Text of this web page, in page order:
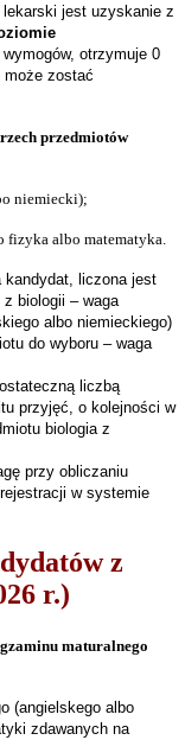
jest uzyskanie z
otrzymuje 0
może zostać
przedmiotów
niemiecki);
fizyka albo matematyka.
kandydat, liczona jest
z biologii – waga
albo niemieckiego)
do wyboru – waga
liczbą
przyjęć, o kolejności w
biologia z
przy obliczaniu
w systemie
z
r.)
maturalnego
(angielskego albo
zdawanych na